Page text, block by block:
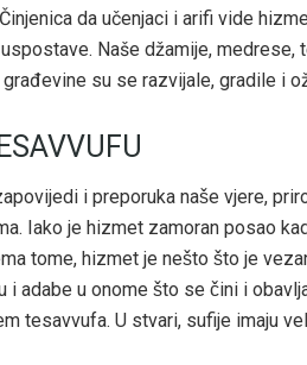
da učenjaci i arifi vide
Naše džamije, medrese,
su se razvijale, gradile i
i preporuka naše vjere,
Iako je hizmet zamoran posao
tome, hizmet je nešto što je
i adabe u onome što se čini i
tesavvufa. U stvari, sufije imaju